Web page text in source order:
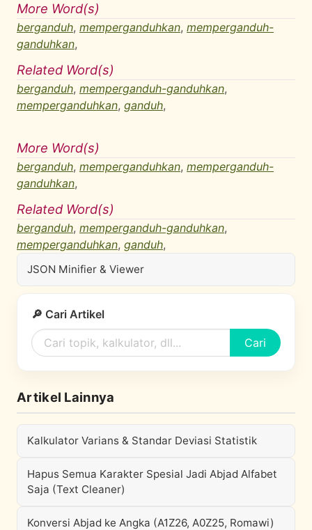
More Word(s)
berganduh, memperganduhkan, memperganduh-
ganduhkan,
Related Word(s)
berganduh, memperganduh-ganduhkan,
memperganduhkan, ganduh,
More Word(s)
berganduh, memperganduhkan, memperganduh-
ganduhkan,
Related Word(s)
berganduh, memperganduh-ganduhkan,
memperganduhkan, ganduh,
JSON Minifier & Viewer
🔎 Cari Artikel
Cari
Artikel Lainnya
Kalkulator Varians & Standar Deviasi Statistik
Hapus Semua Karakter Spesial Jadi Abjad Alfabet
Saja (Text Cleaner)
Konversi Abjad ke Angka (A1Z26, A0Z25, Romawi)